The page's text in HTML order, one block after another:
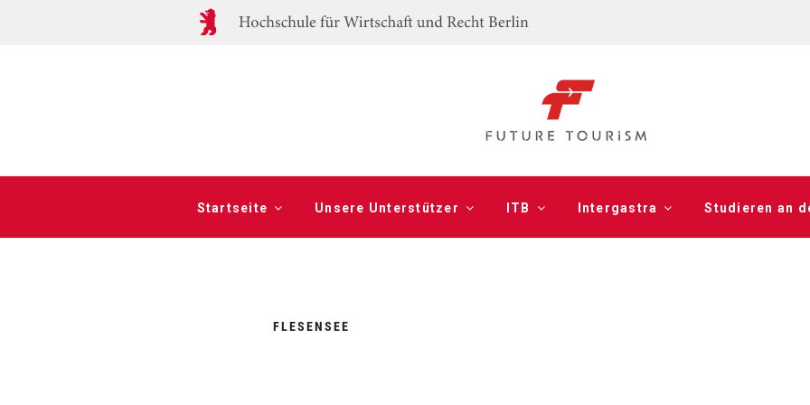
Startseite Unsere Unterstützer ITB Intergastra Studieren an
FLESENSEE